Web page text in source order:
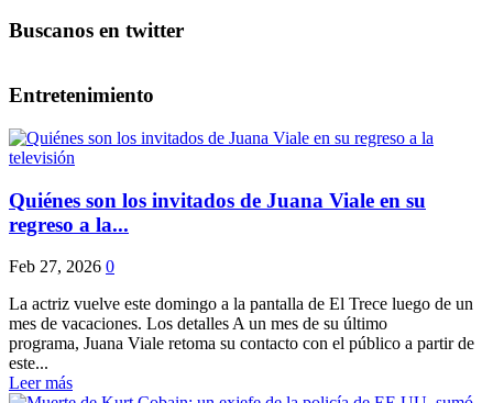
Buscanos en twitter
Entretenimiento
Quiénes son los invitados de Juana Viale en su
regreso a la...
Feb 27, 2026 0
La actriz vuelve este domingo a la pantalla de El Trece luego de un
mes de vacaciones. Los detalles A un mes de su último
programa, Juana Viale retoma su contacto con el público a partir de
este...
Leer más